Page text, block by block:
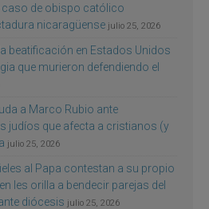
caso de obispo católico
nicaragüense julio 25, 2026
beatificación en Estados Unidos
que murieron defendiendo el
a Marco Rubio ante
judíos que afecta a cristianos (y
julio 25, 2026
al Papa contestan a su propio
les orilla a bendecir parejas del
diócesis julio 25, 2026